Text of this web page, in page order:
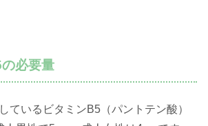
必要量
ているビタミンB5（パントテン酸）